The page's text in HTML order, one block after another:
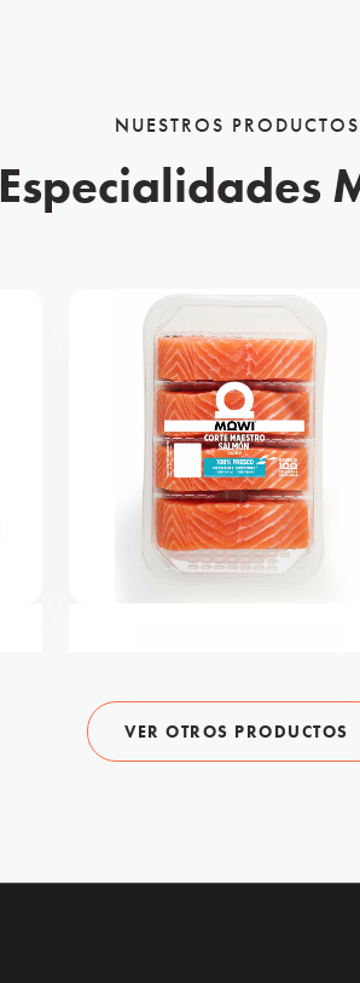
NUESTROS PRODUCTOS
Especialidades
VER OTROS PRODUCTOS